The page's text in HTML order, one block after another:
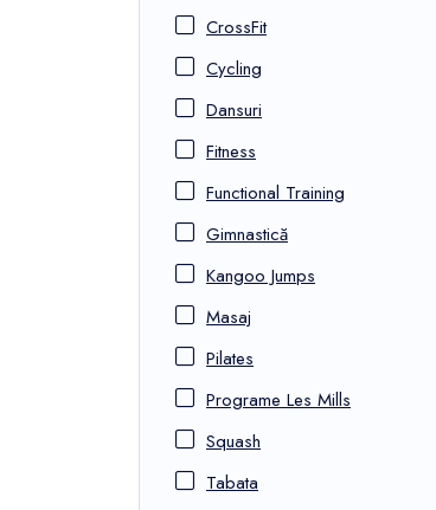
CrossFit
Cycling
Dansuri
Fitness
Functional Training
Gimnastică
Kangoo Jumps
Masaj
Pilates
Programe Les Mills
Squash
Tabata